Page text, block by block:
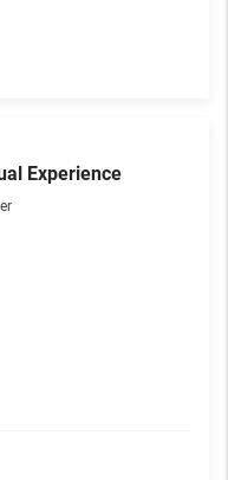
Experience